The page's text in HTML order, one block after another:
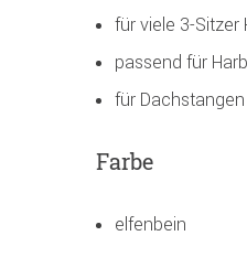
für viele 3-
passend für
für
Farbe
elfenbein